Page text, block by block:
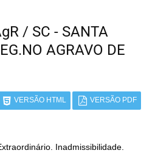
/ SC - SANTA
AGRAVO DE
VERSÃO HTML VERSÃO PDF
Inadmissibilidade.